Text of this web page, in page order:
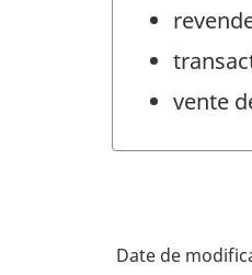
vente
Date de